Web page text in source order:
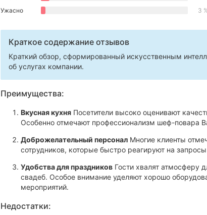
Ужасно
3
Краткое содержание отзывов
Краткий обзор, сформированный искусственным
об услугах компании.
Преимущества:
Вкусная кухня Посетители высоко оценивают
Особенно отмечают профессионализм шеф-повара
Доброжелательный персонал Многие клиенты
сотрудников, которые быстро реагируют на
Удобства для праздников Гости хвалят атмосферу
свадеб. Особое внимание уделяют хорошо
мероприятий.
Недостатки: